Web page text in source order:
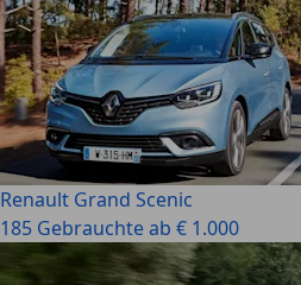
Renault Grand Scenic
185 Gebrauchte ab € 1.000